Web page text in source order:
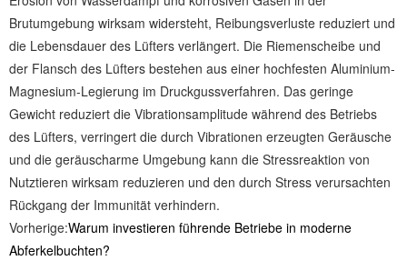
Brutumgebung wirksam widersteht, Reibungsverluste reduziert und
die Lebensdauer des Lüfters verlängert. Die Riemenscheibe und
der Flansch des Lüfters bestehen aus einer hochfesten Aluminium-
Magnesium-Legierung im Druckgussverfahren. Das geringe
Gewicht reduziert die Vibrationsamplitude während des Betriebs
des Lüfters, verringert die durch Vibrationen erzeugten Geräusche
und die geräuscharme Umgebung kann die Stressreaktion von
Nutztieren wirksam reduzieren und den durch Stress verursachten
Rückgang der Immunität verhindern.
Vorherige:Warum investieren führende Betriebe in moderne
Abferkelbuchten?